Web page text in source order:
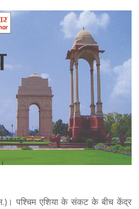
पश्चिम एशिया के संकट के बीच केंद्र